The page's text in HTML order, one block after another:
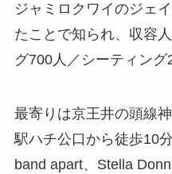
ジャミロクワイのジェ
たことで知られ、収容
グ700人／シーティング
最寄りは京王井の頭線
駅ハチ公口から徒歩10
band apart、Stella